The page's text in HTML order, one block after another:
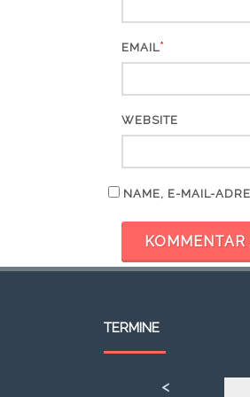
EMAIL*
WEBSITE
NAME, E-MAIL-
TERMINE
<